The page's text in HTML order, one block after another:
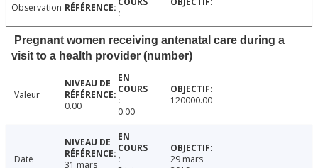
Observation
Pregnant women receiving antenatal care during a
visit to a health provider (number)
Valeur
0.00
0.00
120000.00
Date
31 mars
29 mars